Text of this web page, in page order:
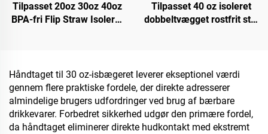
Tilpasset 20oz 30oz 40oz
BPA-fri Flip Straw Isoleret
Tilpasset 40 oz isoleret
dobbeltvægget rostfrit stål
Håndtaget til 30 oz-isbægeret leverer ekseptionel værdi
gennem flere praktiske fordele, der direkte adresserer
almindelige brugers udfordringer ved brug af bærbare
drikkevarer. Forbedret sikkerhed udgør den primære fordel,
da håndtaget eliminerer direkte hudkontakt med ekstremt